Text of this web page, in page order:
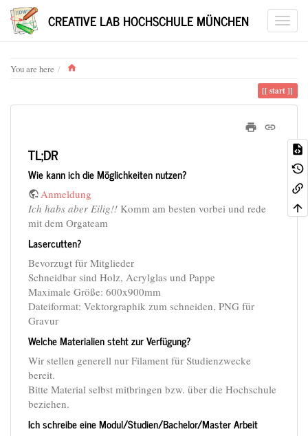
CREATIVE LAB HOCHSCHULE MÜNCHEN
You are here
start
TL;DR
Wie kann ich die Möglichkeiten nutzen?
Anmeldung
Ich habs aber Eilig!! Komm am besten vorbei und rede
mit dem Orgateam
Lasercutten?
Bevorzugt für Mitglieder
Schneidbar sind Holz, Acrylglas und Pappe
Maximale Größe: 600x900mm
Dateiformat: Vektorgraphik zum schneiden, PNG für
Gravur
Welche Materialien steht zur Verfügung?
Wir stellen generell nur Filament für Studienzwecke
bereit.
Bitte Material selbst mitbringen bzw. über die Hochschule
beziehen.
Ich schreibe eine Modul/Studien/Bachelor/Master Arbeit